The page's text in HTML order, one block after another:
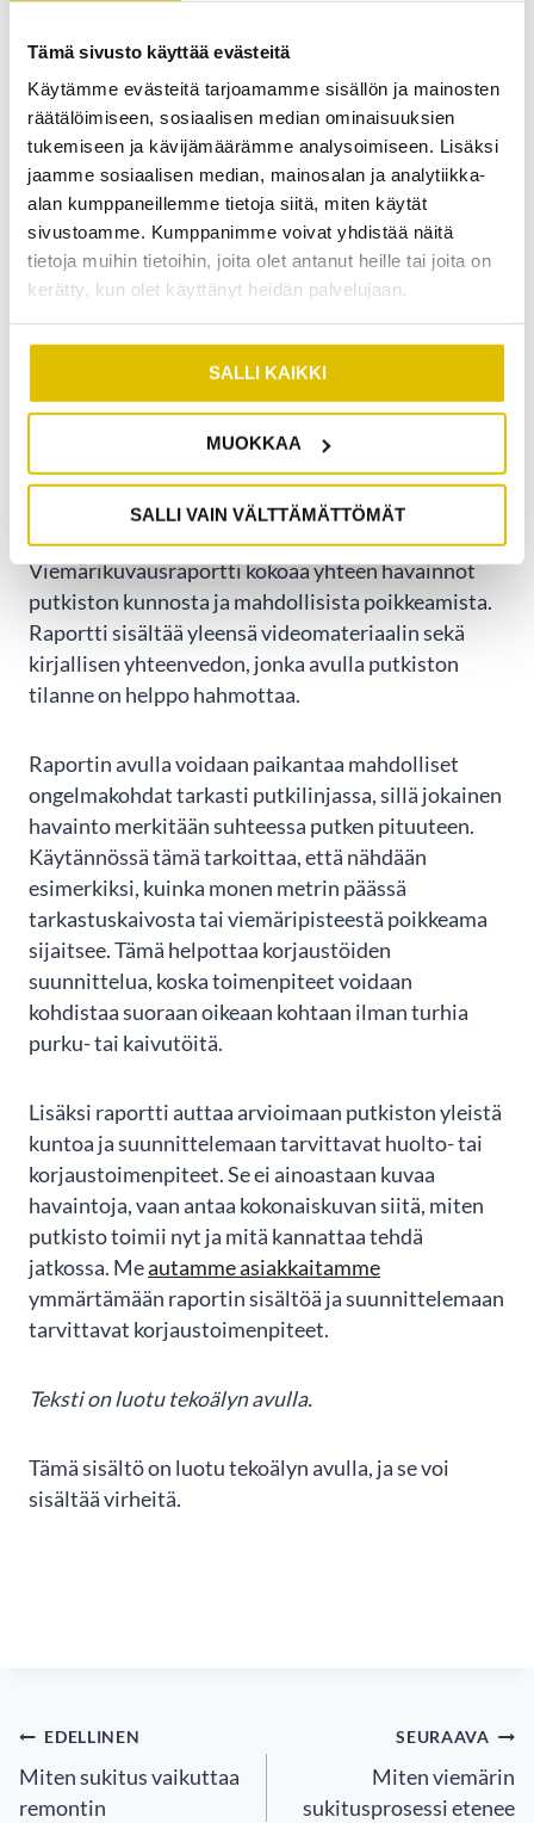
Tämä sivusto käyttää evästeitä
Käytämme evästeitä tarjoamamme sisällön ja mainosten
räätälöimiseen, sosiaalisen median ominaisuuksien
tukemiseen ja kävijämäärämme analysoimiseen. Lisäksi
jaamme sosiaalisen median, mainosalan ja analytiikka-
alan kumppaneillemme tietoja siitä, miten käytät
sivustoamme. Kumppanimme voivat yhdistää näitä
tietoja muihin tietoihin, joita olet antanut heille tai joita on
kerätty, kun olet käyttänyt heidän palvelujaan.
SALLI KAIKKI
MUOKKAA
SALLI VAIN VÄLTTÄMÄTTÖMÄT
Erityisen hyödyllinen kuvaus on silloin, kun:
viemäri tukkeutuu toistuvasti
viemäristä kuuluu epätavallisia ääniä
esiintyy hajuhaittoja
veden virtaus on hidasta
Uudisrakennuksissa viemärikuvaus tehdään usein
ennen käyttöönottoa, jotta voidaan varmistaa, että
järjestelmä toimii suunnitellusti. Samalla saadaan
dokumentaatio putkiston lähtötilanteesta.
MITÄ VIEMÄRIKUVAUSRAPORTTI
KERTOO?
Viemärikuvausraportti kokoaa yhteen havainnot
putkiston kunnosta ja mahdollisista poikkeamista.
Raportti sisältää yleensä videomateriaalin sekä
kirjallisen yhteenvedon, jonka avulla putkiston
tilanne on helppo hahmottaa.
Raportin avulla voidaan paikantaa mahdolliset
ongelmakohdat tarkasti putkilinjassa, sillä jokainen
havainto merkitään suhteessa putken pituuteen.
Käytännössä tämä tarkoittaa, että nähdään
esimerkiksi, kuinka monen metrin päässä
tarkastuskaivosta tai viemäripisteestä poikkeama
sijaitsee. Tämä helpottaa korjaustöiden
suunnittelua, koska toimenpiteet voidaan
kohdistaa suoraan oikeaan kohtaan ilman turhia
purku- tai kaivutöitä.
Lisäksi raportti auttaa arvioimaan putkiston yleistä
kuntoa ja suunnittelemaan tarvittavat huolto- tai
korjaustoimenpiteet. Se ei ainoastaan kuvaa
havaintoja, vaan antaa kokonaiskuvan siitä, miten
putkisto toimii nyt ja mitä kannattaa tehdä
jatkossa. Meautamme asiakkaitamme
ymmärtämään raportin sisältöä ja suunnittelemaan
tarvittavat korjaustoimenpiteet.
Teksti on luotu tekoälyn avulla.
Tämä sisältö on luotu tekoälyn avulla, ja se voi
sisältää virheitä.
ARTIKKELIEN
SELAUS
EDELLINEN
Miten sukitus vaikuttaa
remontin
SEURAAVA
Miten viemärin
sukitusprosessi etenee